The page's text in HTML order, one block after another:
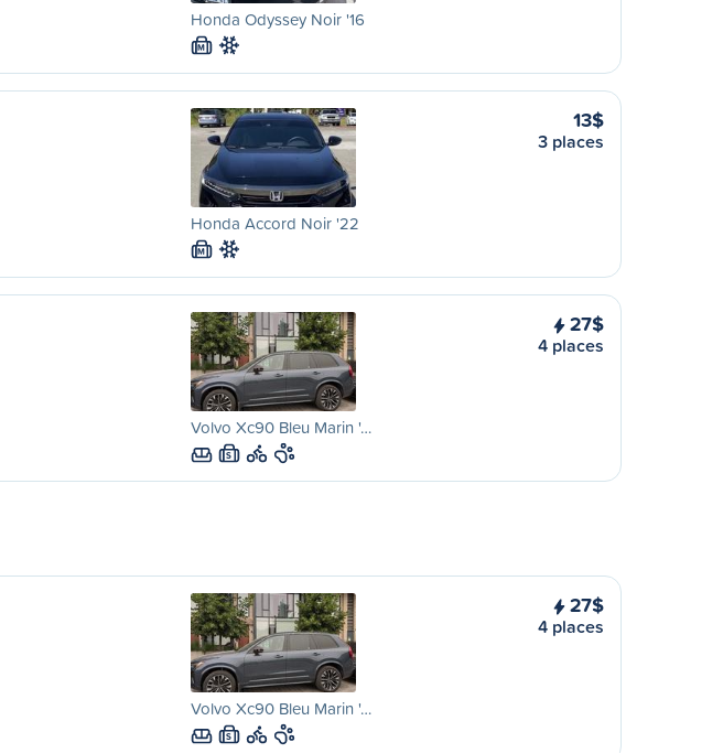
Honda Odyssey Noir '16
M
Honda Accord Noir '22
M
13$
3 places
Volvo Xc90 Bleu Marin '…
S
27$
4 places
Volvo Xc90 Bleu Marin '…
S
27$
4 places